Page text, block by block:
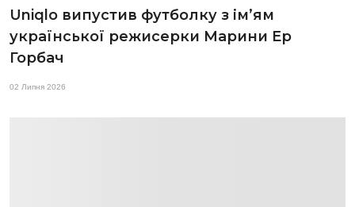
Uniqlo випустив футболку з ім’ям
української режисерки Марини Ер
Горбач
02 Липня 2026